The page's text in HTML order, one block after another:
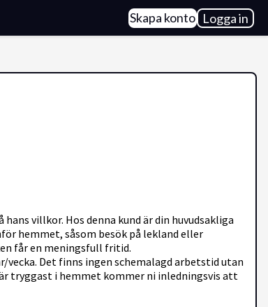
Skapa konto Logga in
villkor. Hos denna kund är din huvudsakliga
hemmet, såsom besök på lekland eller
får en meningsfull fritid.
vecka. Det finns ingen schemalagd arbetstid utan
tryggast i hemmet kommer ni inledningsvis att